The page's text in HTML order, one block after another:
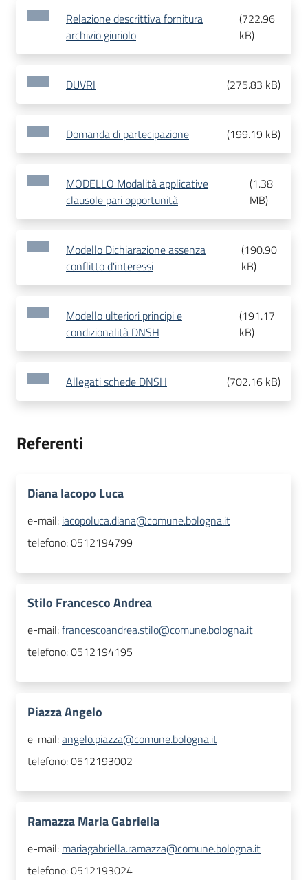
Relazione descrittiva fornitura
archivio giuriolo
(722.96
kB)
DUVRI (275.83 kB)
Domanda di partecipazione (199.19 kB)
MODELLO Modalità applicative
clausole pari opportunità
(1.38
MB)
Modello Dichiarazione assenza
conflitto d'interessi
(190.90
kB)
Modello ulteriori principi e
condizionalità DNSH
(191.17
kB)
Allegati schede DNSH (702.16 kB)
Referenti
Diana Iacopo Luca
e-mail: iacopoluca.diana@comune.bologna.it
telefono:0512194799
Stilo Francesco Andrea
e-mail:francescoandrea.stilo@comune.bologna.it
telefono:0512194195
Piazza Angelo
e-mail:angelo.piazza@comune.bologna.it
telefono:0512193002
Ramazza Maria Gabriella
e-mail: mariagabriella.ramazza@comune.bologna.it
telefono:0512193024